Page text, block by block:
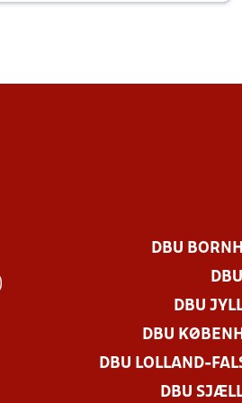
DBU
DBU
DBU
DBU LOLLAND-
DBU